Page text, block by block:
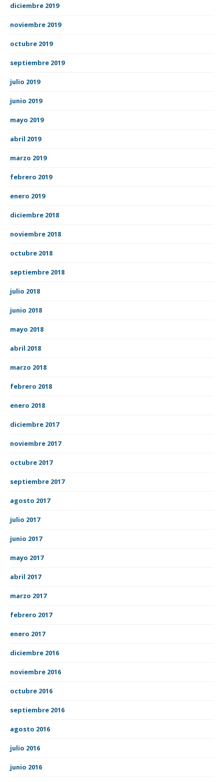
diciembre 2019
noviembre 2019
octubre 2019
septiembre 2019
julio 2019
junio 2019
mayo 2019
abril 2019
marzo 2019
febrero 2019
enero 2019
diciembre 2018
noviembre 2018
octubre 2018
septiembre 2018
julio 2018
junio 2018
mayo 2018
abril 2018
marzo 2018
febrero 2018
enero 2018
diciembre 2017
noviembre 2017
octubre 2017
septiembre 2017
agosto 2017
julio 2017
junio 2017
mayo 2017
abril 2017
marzo 2017
febrero 2017
enero 2017
diciembre 2016
noviembre 2016
octubre 2016
septiembre 2016
agosto 2016
julio 2016
junio 2016